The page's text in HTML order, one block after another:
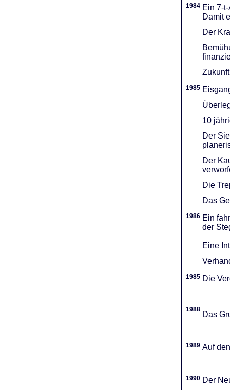
1984 Ein 7-
Damit
Der
1985
10
Der
Der
Die
Das
1986 Ein
der
Eine
1985 Die
1988
Das
1989 Auf
1990 Der